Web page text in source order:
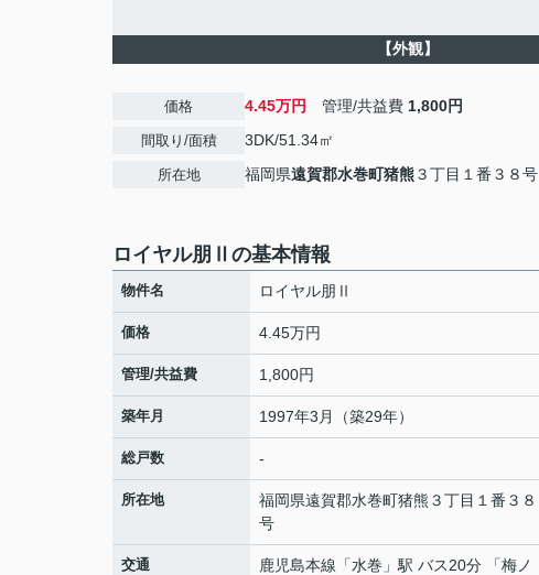
【外観】
価格 4.45万円 管理/共益費 1,800円
間取り/面積 3DK/51.34㎡
所在地 福岡県遠賀郡水巻町猪熊３丁目１番３８号
ロイヤル朋Ⅱの基本情報
物件名 ロイヤル朋Ⅱ
価格 4.45万円
管理/共益費 1,800円
築年月 1997年3月（築29年）
総戸数 -
所在地 福岡県遠賀郡水巻町猪熊 ３丁目１番３８
号
交通 鹿児島本線 「水巻 」駅 バス20分 「梅ノ